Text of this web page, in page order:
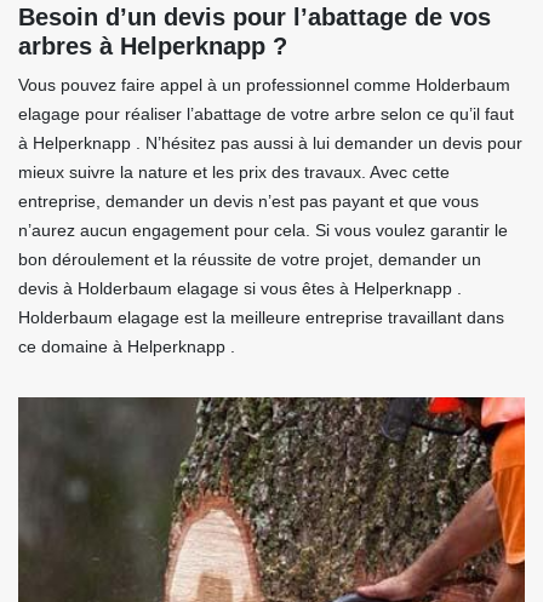
Besoin d’un devis pour l’abattage de vos
arbres à Helperknapp ?
Vous pouvez faire appel à un professionnel comme Holderbaum
elagage pour réaliser l’abattage de votre arbre selon ce qu’il faut
à Helperknapp . N’hésitez pas aussi à lui demander un devis pour
mieux suivre la nature et les prix des travaux. Avec cette
entreprise, demander un devis n’est pas payant et que vous
n’aurez aucun engagement pour cela. Si vous voulez garantir le
bon déroulement et la réussite de votre projet, demander un
devis à Holderbaum elagage si vous êtes à Helperknapp .
Holderbaum elagage est la meilleure entreprise travaillant dans
ce domaine à Helperknapp .